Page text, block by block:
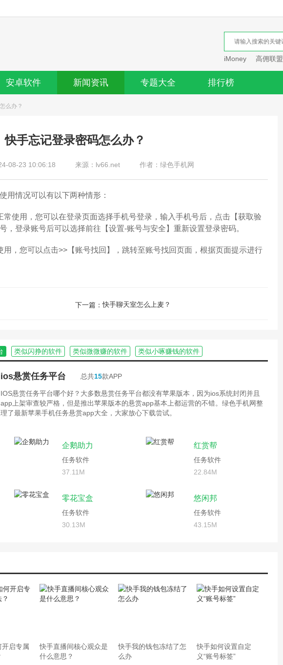
iMoney 高佣联盟
安卓软件 新闻资讯 专题大全 排行榜
么办？
快手忘记登录密码怎么办？
08-23 10:06:18 来源：lv66.net 作者：绿色手机网
情况可以有以下两种情形：
用，您可以在登录页面选择手机号登录，输入手机号后，点击【获取验
，登录账号后可以选择前往【设置-账号与安全】重新设置登录密码。
您可以点击>>【账号找回】，跳转至账号找回页面，根据页面提示进行
下一篇： 快手聊天室怎么上麦？
类似闪挣的软件 类似微微赚的软件 类似小啄赚钱的软件
ios悬赏任务平台 总共15款APP
IOS悬赏任务平台哪个好？大多数悬赏任务平台都没有苹果版本，因为ios系统封闭并且
app上架审查较严格，但是推出苹果版本的悬赏app基本上都运营的不错。绿色手机网整
理了最新苹果手机任务悬赏app大全，大家放心下载尝试。
企鹅助力
任务软件
37.11M
红赏帮
任务软件
22.84M
零花宝盒
任务软件
30.13M
悠闲邦
任务软件
43.15M
启专属
快手直播间核心观众是
什么意思？
快手我的钱包冻结了怎
么办
快手如何设置自定
义“账号标签”